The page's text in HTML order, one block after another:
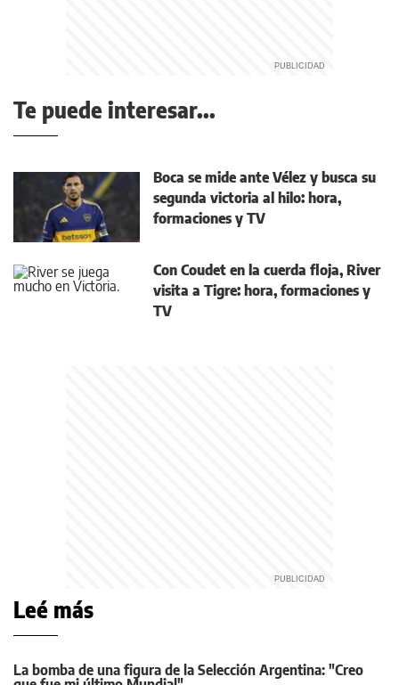
Te puede interesar...
Boca se mide ante Vélez y busca su
segunda victoria al hilo: hora,
formaciones y TV
Con Coudet en la cuerda floja, River
visita a Tigre: hora, formaciones y
TV
Leé más
La bomba de una figura de la Selección Argentina: "Creo